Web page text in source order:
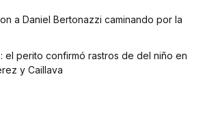
a Daniel Bertonazzi caminando por la
el perito confirmó rastros de del niño en
y Caillava